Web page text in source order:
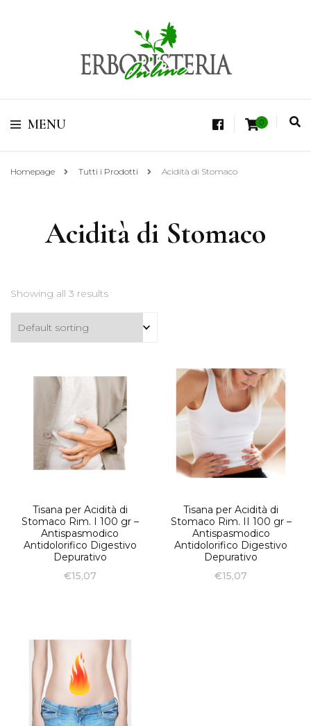
Erboristeria Shop
Online Tisane
Vendita di Botaniche, Erbe e Spezie Officinali, Tisane Terapeutiche Esclusive,
MENU 0
Homepage Tutti i Prodotti Acidità di Stomaco
Acidità di Stomaco
Showing all 3 results
Tisana per Acidità di
Stomaco Rim. I 100 gr –
Antispasmodico
Antidolorifico Digestivo
Depurativo
€15,07
Tisana per Acidità di
Stomaco Rim. II 100 gr –
Antispasmodico
Antidolorifico Digestivo
Depurativo
€15,07